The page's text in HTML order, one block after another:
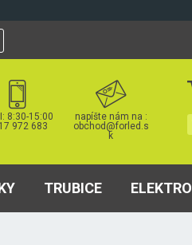
8:30-15:00
972 683
napíšte nám na :
obchod@forled.s
k
TRUBICE ELEKTRO